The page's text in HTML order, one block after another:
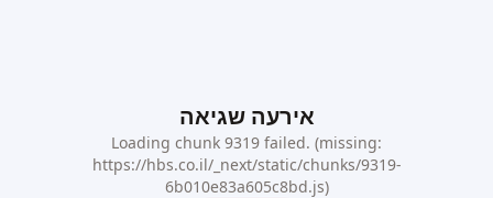
אירעה שגיאה
Loading chunk 9319 failed. (missing:
https://hbs.co.il/_next/static/chunks/9319-
6b010e83a605c8bd.js)